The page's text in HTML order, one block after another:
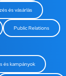
és vásárlás
Public Relations
és kampányok